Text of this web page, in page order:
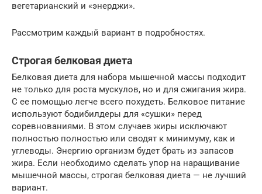
вегетарианский и «энерджи».
Рассмотрим каждый вариант в подробностях.
Строгая белковая диета
Белковая диета для набора мышечной массы подходит
не только для роста мускулов, но и для сжигания жира.
С ее помощью легче всего похудеть. Белковое питание
используют бодибилдеры для «сушки» перед
соревнованиями. В этом случаев жиры исключают
полностью полностью или сводят к минимуму, как и
углеводы. Энергию организм будет брать из запасов
жира. Если необходимо сделать упор на наращивание
мышечной массы, строгая белковая диета — не лучший
вариант.